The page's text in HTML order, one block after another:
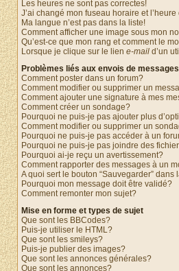
Les heures ne sont pas correctes!
J’ai changé mon fuseau horaire et
Ma langue n’est pas dans la liste!
Comment afficher une image sous mon
Qu’est-ce que mon rang et comment le
Lorsque je clique sur le lien e-mail d’un
Problèmes liés aux envois de messages
Comment poster dans un forum?
Comment modifier ou supprimer un
Comment ajouter une signature à mes
Comment créer un sondage?
Pourquoi ne puis-je pas ajouter plus
Comment modifier ou supprimer un
Pourquoi ne puis-je pas accéder à un
Pourquoi ne puis-je pas joindre des
Pourquoi ai-je reçu un avertissement?
Comment rapporter des messages à un
A quoi sert le bouton “Sauvegarder”
Pourquoi mon message doit être validé?
Comment remonter mon sujet?
Mise en forme et types de sujet
Que sont les BBCodes?
Puis-je utiliser le HTML?
Que sont les smileys?
Puis-je publier des images?
Que sont les annonces générales?
Que sont les annonces?